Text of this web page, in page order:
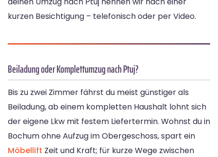
kurzen Besichtigung – telefonisch oder per Video.
Beiladung oder Komplettumzug nach Ptuj?
Bis zu zwei Zimmer fährst du meist günstiger als
Beiladung, ab einem kompletten Haushalt lohnt sich
der eigene Lkw mit festem Liefertermin. Wohnst du in
Bochum ohne Aufzug im Obergeschoss, spart ein
Möbellift Zeit und Kraft; für kurze Wege zwischen